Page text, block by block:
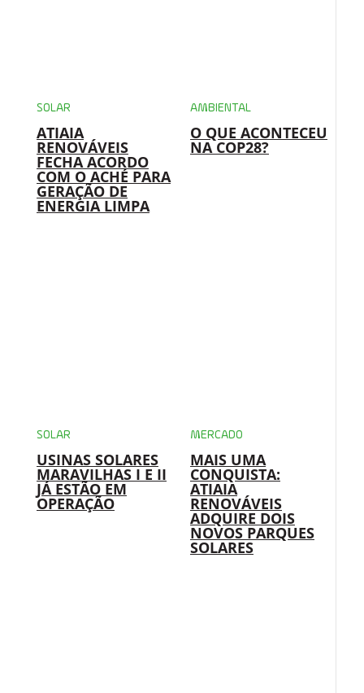
SOLAR
ATIAIA
RENOVÁVEIS
FECHA ACORDO
COM O ACHÉ PARA
GERAÇÃO DE
ENERGIA LIMPA
AMBIENTAL
O QUE ACONTECEU
NA COP28?
SOLAR
USINAS SOLARES
MARAVILHAS I E II
JÁ ESTÃO EM
OPERAÇÃO
MERCADO
MAIS UMA
CONQUISTA:
ATIAIA
RENOVÁVEIS
ADQUIRE DOIS
NOVOS PARQUES
SOLARES